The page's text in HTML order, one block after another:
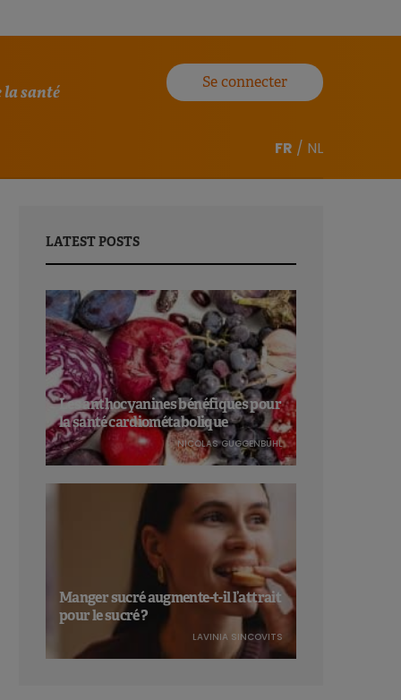
santé
Se connecter
FR / NL
LATEST POSTS
Les anthocyanines bénéfiques pour
la santé cardiométabolique
NICOLAS GUGGENBÜHL
Manger sucré augmente-t-il l’attrait
pour le sucré ?
LAVINIA SINCOVITS